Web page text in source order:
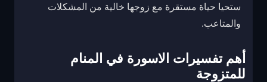
ستحيا حياة مستقرة مع زوجها خالية من المشكلات
والمتاعب.
أهم تفسيرات الاسورة في المنام
للمتزوجة